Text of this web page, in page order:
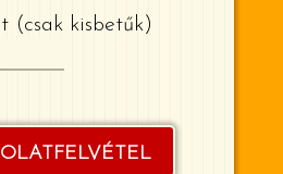
(csak kisbetűk)